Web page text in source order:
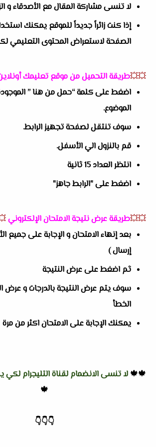
لا تنسى مشاركة المقال مع الأصدقاء و
إذا كنت زائراً جديداً للموقع يمكنك
الصفحة لاستعراض المحتوى
💥💥طريقة التحميل من موقع تعليمك
اضغط على كلمة “حمل من هنا ”
الموضوع.
سوف تنتقل لصفحة تجهيز الرابط.
قم بالنزول الي الأسفل.
انتظر العداد 15 ثانية
اضغط على "الرابط جاهز"
💥💥طريقة عرض نتيجة الامتحان الإلكتروني
بعد إنهاء الامتحان و الإجابة على جميع
إرسال )
ثم اضغط على عرض النتيجة
سوف يتم عرض النتيجة بالدرجات و عرض
الخطأ
يمكنك الإجابة على الامتحان اكثر من مرة
🍁🍁 لا تنسى الانضمام لقناة التليجرام
🍁
👇
👇
👇